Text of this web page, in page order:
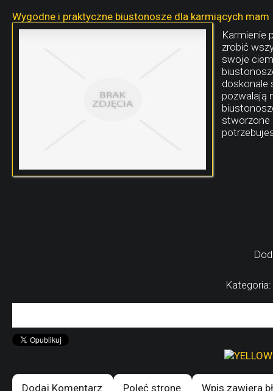
Wygodne i praktyczne biustonosze dla karmiących mam
Karmienie
zrobić
swoje
doskonale
pozwalają
stworzone
Dodaj Komentarz Poleć stronę Wpis zawiera